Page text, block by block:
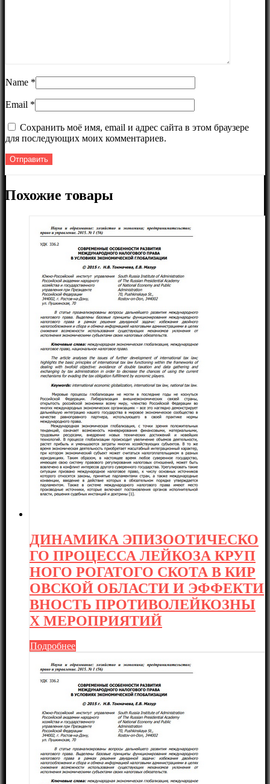
Name *
Email *
Сохранить моё имя, email и адрес сайта в этом браузере
для последующих моих комментариев.
Похожие товары
ДИНАМИКА ЭПИЗООТИЧЕСКО
ГО ПРОЦЕССА ЛЕЙКОЗА КРУП
НОГО РОГАТОГО СКОТА В КИР
ОВСКОЙ ОБЛАСТИ И ЭФФЕКТИ
ВНОСТЬ ПРОТИВОЛЕЙКОЗНЫ
Х МЕРОПРИЯТИЙ
Подробнее